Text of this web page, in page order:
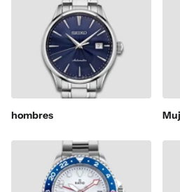
hombres